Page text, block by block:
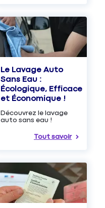
Le Lavage Auto
Sans Eau :
Écologique, Efficace
et Économique !
Découvrez le lavage
auto sans eau !
Tout savoir